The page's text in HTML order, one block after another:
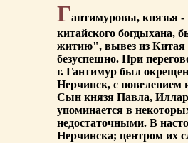
Гантимуровы, князья -
китайского богдыхана,
житию", вывез из Китая
безуспешно. При
г. Гантимур был
Нерчинск, с повелением
Сын князя Павла,
упоминается в
недостаточными. В
Нерчинска; центром их